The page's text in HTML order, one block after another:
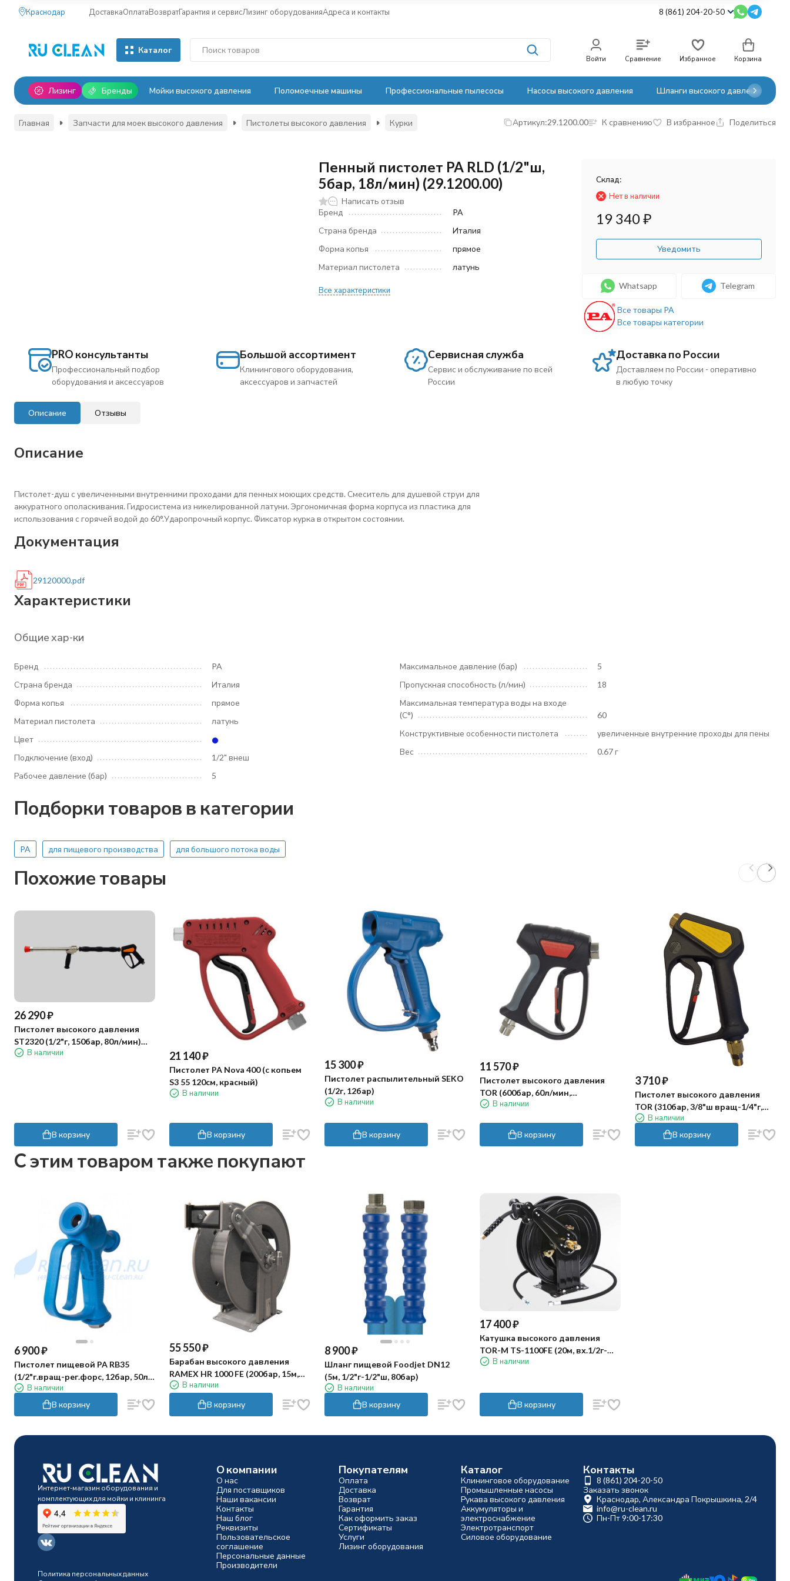
Краснодар ДоставкаОплатаВозвратГарантия и сервисЛизинг оборудованияАдреса и контакты 8 (861) 204-20-50
Каталог
Войти Сравнение Избранное Корзина
Лизинг Бренды Мойки высокого давления Поломоечные машины Профессиональные пылесосы Насосы высокого давления Шланги высокого давления
Главная Запчасти для моек высокого давления Пистолеты высокого давления Курки Артикул:29.1200.00 К сравнению В избранное Поделиться
Пенный пистолет PA RLD (1/2"ш,
5бар, 18л/мин) (29.1200.00)
Написать отзыв
Бренд
PA
Страна бренда
Италия
Форма копья
прямое
Материал пистолета
латунь
Все характеристики
Склад:
Нет в наличии
19 340₽
Уведомить
Whatsapp Telegram
Все товары PA
Все товары категории
PRO консультанты
Профессиональный подбор
оборудования и аксессуаров
Большой ассортимент
Клинингового оборудования,
аксессуаров и запчастей
Сервисная служба
Сервис и обслуживание по всей
России
Доставка по России
Доставляем по России - оперативно
в любую точку
Описание Отзывы
Описание
Пистолет-душ с увеличенными внутренними проходами для пенных моющих средств. Смеситель для душевой струи для
аккуратного ополаскивания. Гидросистема из никелированной латуни. Эргономичная форма корпуса из пластика для
использования с горячей водой до 60°.Ударопрочный корпус. Фиксатор курка в открытом состоянии.
Документация
29120000.pdf
Характеристики
Общие хар-ки
Бренд
PA
Страна бренда
Италия
Форма копья
прямое
Материал пистолета
латунь
Цвет
Подключение (вход)
1/2" внеш
Рабочее давление (бар)
5
Максимальное давление (бар)
5
Пропускная способность (л/мин)
18
Максимальная температура воды на входе
(С°)
60
Конструктивные особенности пистолета
увеличенные внутренние проходы для пены
Вес
0.67 г
Подборки товаров в категории
PA для пищевого производства для большого потока воды
Похожие товары
26 290₽
Пистолет высокого давления
ST2320 (1/2"г, 150бар, 80л/мин)
R+MВ наличии
В корзину
21 140₽
Пистолет PA Nova 400 (c копьем
S3 55 120см, красный)
В наличии
В корзину
15 300₽
Пистолет распылительный SEKO
(1/2г, 12бар)
В наличии
В корзину
11 570₽
Пистолет высокого давления
TOR (600бар, 60л/мин,
М22ш-1/2"г)
В наличии
В корзину
3 710₽
Пистолет высокого давления
TOR (310бар, 3/8"ш вращ-1/4"г,
Freeze Stop)
В наличии
В корзину
C этим товаром также покупают
6 900₽
Пистолет пищевой PA RB35
(1/2"г.вращ-рег.форс, 12бар, 50л/
мин, 50гр.С)
В наличии
В корзину
55 550₽
Барабан высокого давления
RAMEX HR 1000 FE (200бар, 15м,
окраш)
В наличии
В корзину
8 900₽
Шланг пищевой Foodjet DN12
(5м, 1/2"г-1/2"ш, 80бар)
В наличии
В корзину
17 400₽
Катушка высокого давления
TOR-M TS-1100FE (20м, вх.1/2г-
вых.1/2ш, 200бар)
В наличии
В корзину
Интернет-магазин оборудования и
комплектующих для мойки и клининга
О компании
О нас
Для поставщиков
Наши вакансии
Контакты
Наш блог
Реквизиты
Пользовательское
соглашение
Персональные данные
Производители
Покупателям
Оплата
Доставка
Возврат
Гарантия
Как оформить заказ
Сертификаты
Услуги
Лизинг оборудования
Каталог
Клининговое оборудование
Промышленные насосы
Рукава высокого давления
Аккумуляторы и
электроснабжение
Электротранспорт
Силовое оборудование
Контакты
8 (861) 204-20-50
Заказать звонок
Краснодар, Александра Покрышкина, 2/4
info@ru-clean.ru
Пн-Пт 9:00-17:30
Политика персональных данных